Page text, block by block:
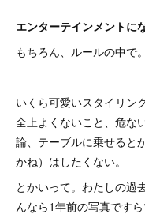
エンターテインメントに
もちろん、ルールの中で。
いくら可愛いスタイリン
全上よくないこと、危な
論、テーブルに乗せると
かね）はしたくない。
とかいって。わたしの過
んなら1年前の写真です